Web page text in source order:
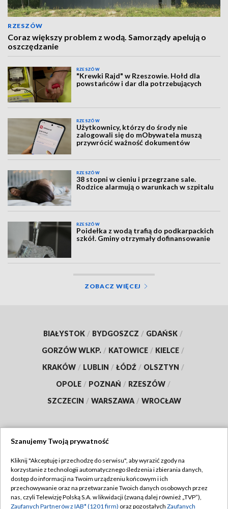
RZESZÓW
Coraz większy problem z wodą. Samorządy apelują o
oszczędzanie
RZESZÓW
"Krewki Rajd" w Rzeszowie. Hołd dla
powstańców i dar dla potrzebujących
RZESZÓW
Użytkownicy, którzy do środy nie
zalogowali się do mObywatela muszą
przywrócić ważność dokumentów
RZESZÓW
38 stopni w cieniu i przegrzane sale.
Rodzice alarmują o warunkach w szpitalu
RZESZÓW
Poidełka z wodą trafią do podkarpackich
szkół. Gminy otrzymały dofinansowanie
ZOBACZ WIĘCEJ
BIAŁYSTOK / BYDGOSZCZ / GDAŃSK /
GORZÓW WLKP. / KATOWICE / KIELCE /
KRAKÓW / LUBLIN / ŁÓDŹ / OLSZTYN /
OPOLE / POZNAŃ / RZESZÓW /
SZCZECIN / WARSZAWA / WROCŁAW
TVP
Abonament TVP
Emisja w TVP
Regulamin TVP
Szanujemy Twoją prywatność
Kliknij "Akceptuję i przechodzę do serwisu", aby wyrazić zgody na
korzystanie z technologii automatycznego śledzenia i zbierania danych,
dostęp do informacji na Twoim urządzeniu końcowym i ich
przechowywanie oraz na przetwarzanie Twoich danych osobowych przez
nas, czyli Telewizję Polską S.A. w likwidacji (zwaną dalej również „TVP”),
Zaufanych Partnerów z IAB* (1201 firm) oraz pozostałych Zaufanych